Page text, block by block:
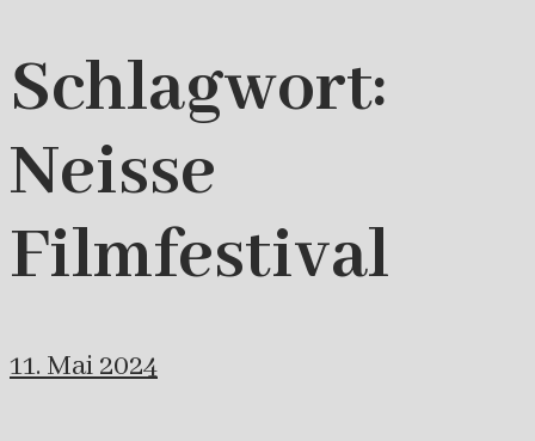
Schlagwort:
Neisse
Filmfestival
11. Mai 2024